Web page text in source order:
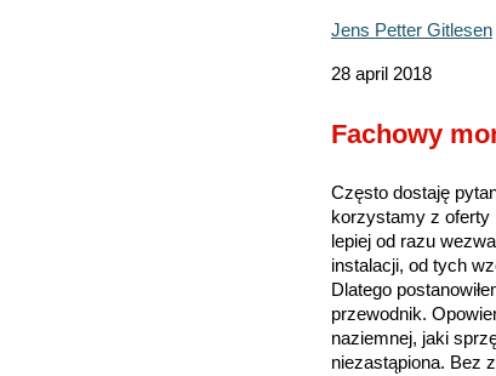
Jens Petter Gitlesen
28 april 2018
Fachowy
Często dostaję
korzystamy z oferty
lepiej od razu
instalacji, od tych
Dlatego
przewodnik.
naziemnej, jaki
niezastąpiona. Bez